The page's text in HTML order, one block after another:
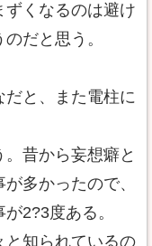
ずくなるのは避け
だと思う。
と、また電柱に
昔から妄想癖と
多かったので、
2?3度ある。
と知られているの